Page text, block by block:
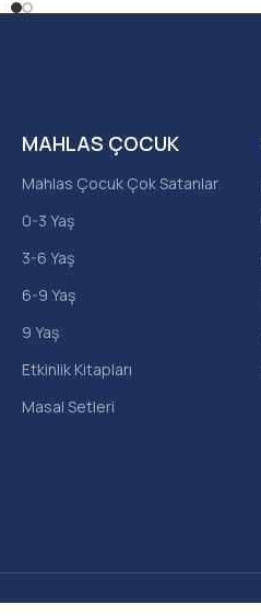
MAHLAS ÇOCUK
Mahlas Çocuk Çok Satanlar
0-3 Yaş
3-6 Yaş
6-9 Yaş
9 Yaş
Etkinlik Kitapları
Masal Setleri